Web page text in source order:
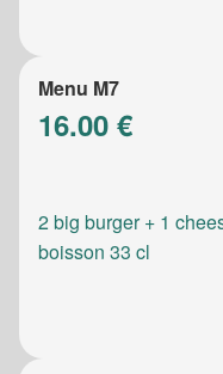
Menu M7
16.00 €
2 big burger + 1
boisson 33 cl